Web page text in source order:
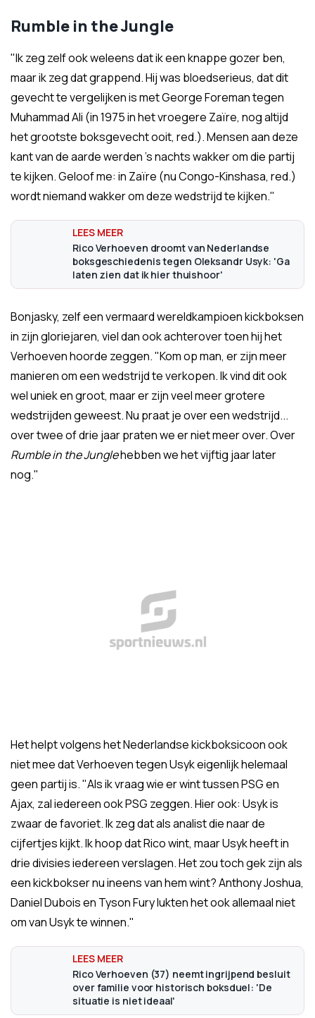
Rumble in the Jungle
"Ik zeg zelf ook weleens dat ik een knappe gozer ben,
maar ik zeg dat grappend. Hij was bloedserieus, dat dit
gevecht te vergelijken is met George Foreman tegen
Muhammad Ali (in 1975 in het vroegere Zaïre, nog altijd
het grootste boksgevecht ooit, red.). Mensen aan deze
kant van de aarde werden 's nachts wakker om die partij
te kijken. Geloof me: in Zaïre (nu Congo-Kinshasa, red.)
wordt niemand wakker om deze wedstrijd te kijken."
Rico Verhoeven droomt van Nederlandse
boksgeschiedenis tegen Oleksandr Usyk: 'Ga
laten zien dat ik hier thuishoor'
Bonjasky, zelf een vermaard wereldkampioen kickboksen
in zijn gloriejaren, viel dan ook achterover toen hij het
Verhoeven hoorde zeggen. "Kom op man, er zijn meer
manieren om een wedstrijd te verkopen. Ik vind dit ook
wel uniek en groot, maar er zijn veel meer grotere
wedstrijden geweest. Nu praat je over een wedstrijd...
over twee of drie jaar praten we er niet meer over. Over
Rumble in the Junglehebben we het vijftig jaar later
nog."
Het helpt volgens het Nederlandse kickboksicoon ook
niet mee dat Verhoeven tegen Usyk eigenlijk helemaal
geen partij is. "Als ik vraag wie er wint tussen PSG en
Ajax, zal iedereen ook PSG zeggen. Hier ook: Usyk is
zwaar de favoriet. Ik zeg dat als analist die naar de
cijfertjes kijkt. Ik hoop dat Rico wint, maar Usyk heeft in
drie divisies iedereen verslagen. Het zou toch gek zijn als
een kickbokser nu ineens van hem wint? Anthony Joshua,
Daniel Dubois en Tyson Fury lukten het ook allemaal niet
om van Usyk te winnen."
Rico Verhoeven (37) neemt ingrijpend besluit
over familie voor historisch boksduel: 'De
situatie is niet ideaal'